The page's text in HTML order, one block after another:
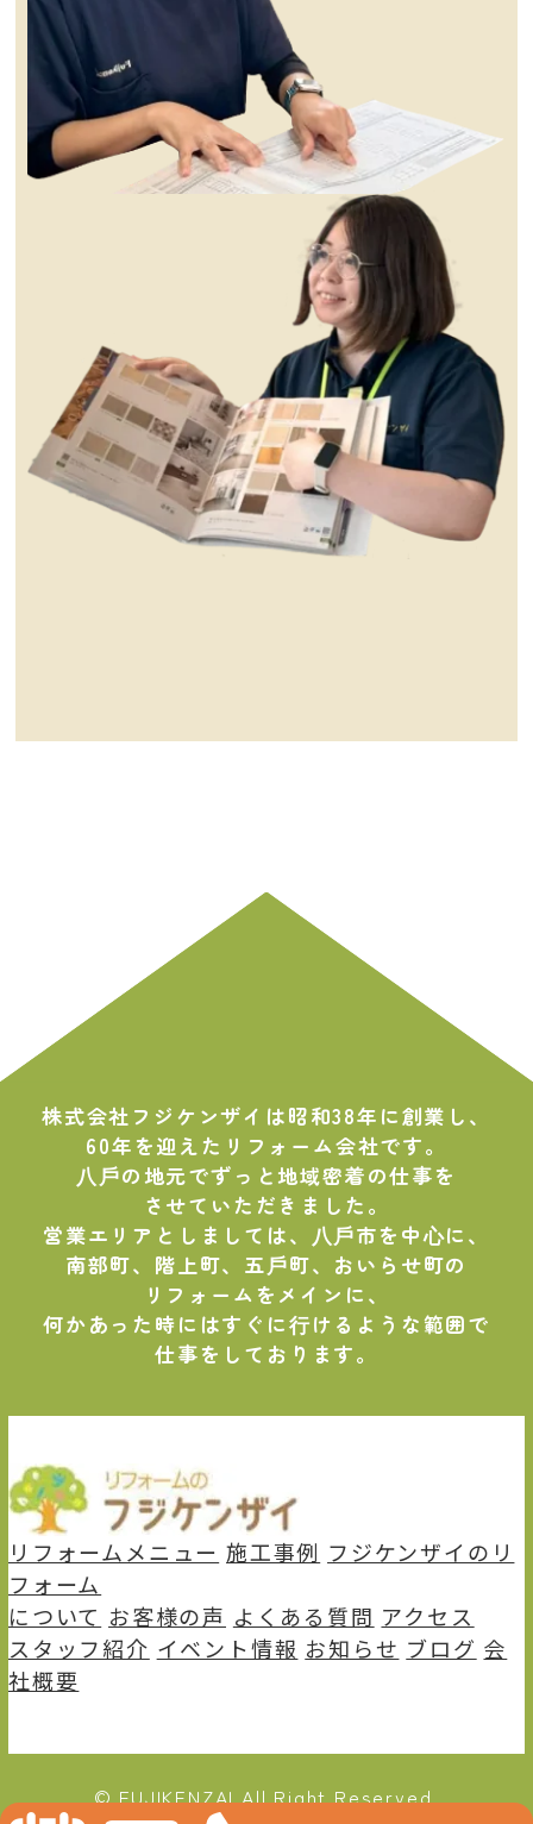
株式会社フジケンザイは昭和38年に創業し、
60年を迎えたリフォーム会社です。
⼋⼾の地元でずっと地域密着の仕事を
させていただきました。
営業エリアとしましては、⼋⼾市を中⼼に、
南部町、階上町、五⼾町、おいらせ町の
リフォームをメインに、
何かあった時にはすぐに⾏けるような範囲で
仕事をしております。
リフォームメニュー 施⼯事例 フジケンザイのリ
フォーム
について お客様の声 よくある質問 アクセス
スタッフ紹介 イベント情報 お知らせ ブログ 会
社概要
© FUJIKENZAI All Right Reserved.